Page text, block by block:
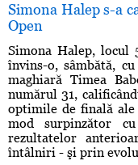
Simona Halep s-a
Open
Simona Halep, locul
învins-o, sâmbătă,
maghiară Timea
numărul 31,
optimile de finală
mod surpinzător
rezultatelor
întâlniri - şi prin